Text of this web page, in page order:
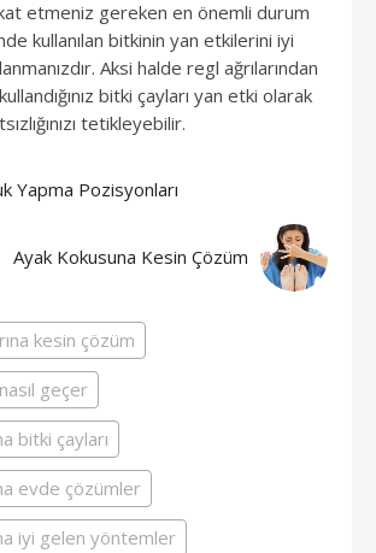
etmeniz gereken en önemli durum
kullanılan bitkinin yan etkilerini iyi
Aksi halde regl ağrılarından
bitki çayları yan etki olarak
tetikleyebilir.
Yapma Pozisyonları
Ayak Kokusuna Kesin Çözüm
kesin çözüm
geçer
bitki çayları
evde çözümler
iyi gelen yöntemler